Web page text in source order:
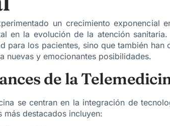
un crecimiento exponencial
en la evolución de la atención
para los pacientes, sino que también
nuevas y emocionantes posibilidades.
de la
se centran en la integración de
destacados incluyen: